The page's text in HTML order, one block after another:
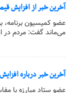
آخرین خبر از افزایش
عضو کمیسیون برنامه،‌
می‌ماند گفت: مردم در
آخرین خبر درباره